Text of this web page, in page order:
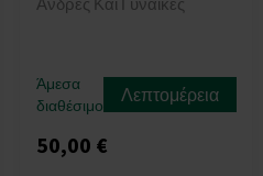
Άμεσα
διαθέσιμο
Λεπτομέρεια
50,00 €